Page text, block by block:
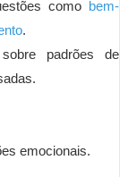
como bem-
.
padrões de
emocionais.